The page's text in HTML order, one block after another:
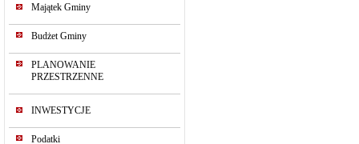
Majątek Gminy
Budżet Gminy
PLANOWANIE
PRZESTRZENNE
INWESTYCJE
Podatki